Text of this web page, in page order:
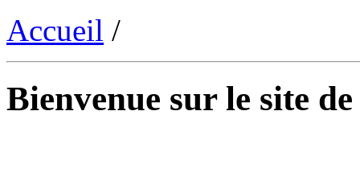
Accueil /
Bienvenue sur le site